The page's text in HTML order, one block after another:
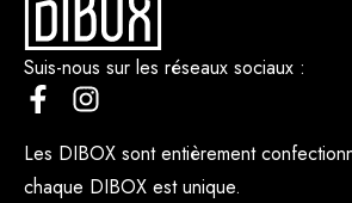
Suis-nous sur les réseaux sociaux :
Les DIBOX sont entièrement
chaque DIBOX est unique.